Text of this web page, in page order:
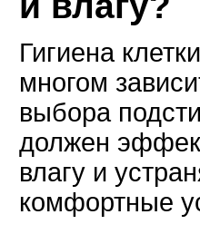
Гигиена
многом
выбора
должен
влагу и
комфортные